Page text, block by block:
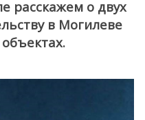
расскажем о двух
в Могилеве